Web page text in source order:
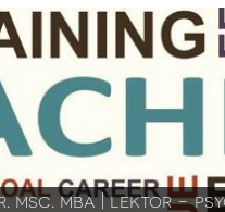
msc. mba | lektor -